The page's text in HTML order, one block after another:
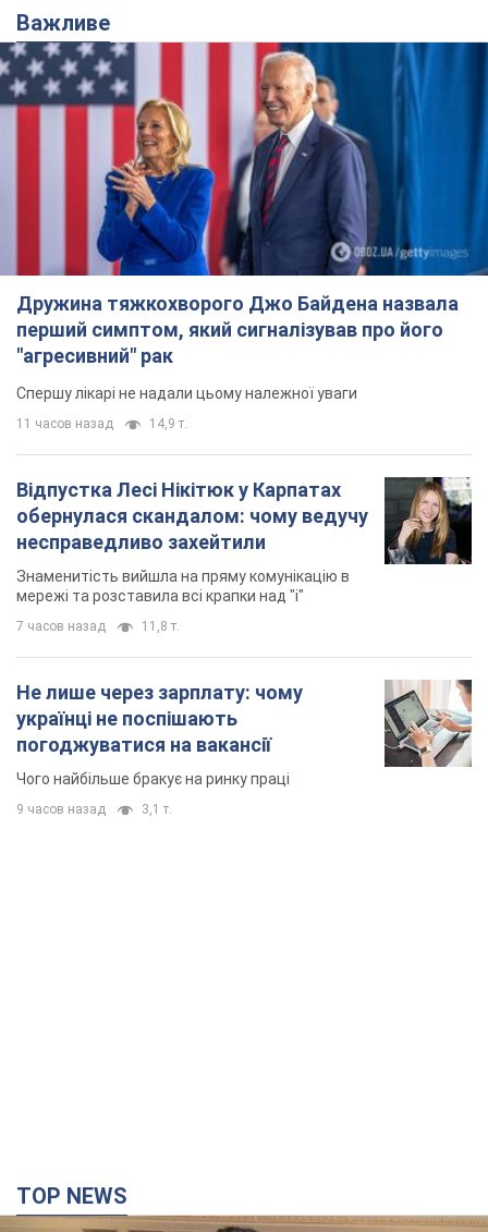
Дружина тяжкохворого Джо Байдена назвала
перший симптом, який сигналізував про його
"агресивний" рак
Спершу лікарі не надали цьому належної уваги
14,9 т.
Відпустка Лесі Нікітюк у Карпатах
обернулася скандалом: чому ведучу
несправедливо захейтили
Знаменитість вийшла на пряму комунікацію в
мережі та розставила всі крапки над "і"
7 часов назад 11,8 т.
Не лише через зарплату: чому
українці не поспішають
погоджуватися на вакансії
Чого найбільше бракує на ринку праці
9 часов назад 3,1 т.
"Захист нашого життя": Зеленський про
антибалістику FREYJA, санкції проти Росії й